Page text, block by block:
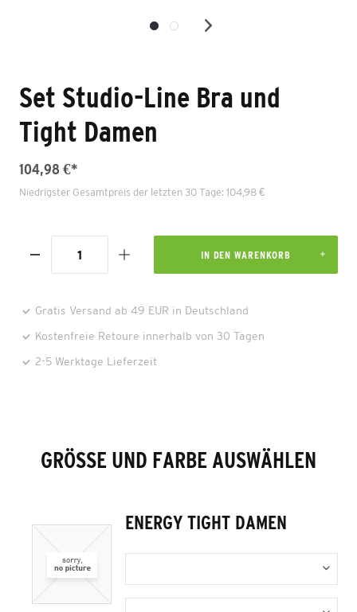
Set Studio-Line Bra und
Tight Damen
104,98 €*
Niedrigster Gesamtpreis der letzten 30 Tage: 104,98 €
IN DEN WARENKORB
Gratis Versand ab 49 EUR in Deutschland
Kostenfreie Retoure innerhalb von 30 Tagen
2-5 Werktage Lieferzeit
GRÖSSE UND FARBE AUSWÄHLEN
ENERGY TIGHT DAMEN